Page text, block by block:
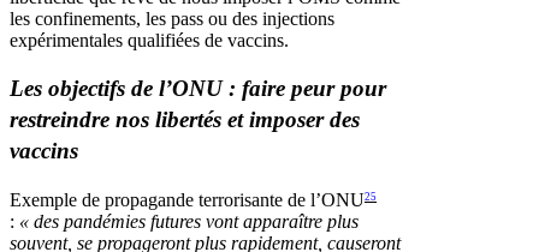
les confinements, les pass ou des injections
expérimentales qualifiées de vaccins.
Les objectifs de l’ONU : faire peur pour
restreindre nos libertés et imposer des
vaccins
Exemple de propagande terrorisante de l’ONU25
: « des pandémies futures vont apparaître plus
souvent, se propageront plus rapidement, causeront